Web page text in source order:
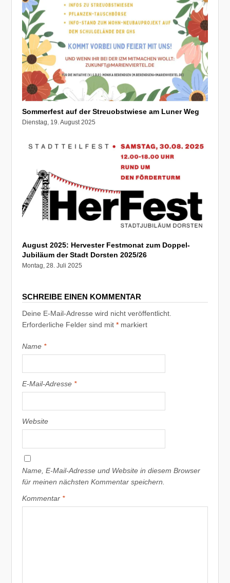
Sommerfest auf der Streuobstwiese am Luner Weg
Dienstag, 19. August 2025
August 2025: Hervester Festmonat zum Doppel-
Jubiläum der Stadt Dorsten 2025/26
Montag, 28. Juli 2025
SCHREIBE EINEN KOMMENTAR
Deine E-Mail-Adresse wird nicht veröffentlicht.
Erforderliche Felder sind mit* markiert
Name *
E-Mail-Adresse *
Website
Name, E-Mail-Adresse und Website in diesem Browser
für meinen nächsten Kommentar speichern.
Kommentar *